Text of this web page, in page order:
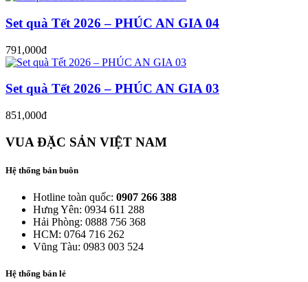
Set quà Tết 2026 – PHÚC AN GIA 04
791,000đ
Set quà Tết 2026 – PHÚC AN GIA 03
851,000đ
VUA ĐẶC SẢN VIỆT NAM
Hệ thống bán buôn
Hotline toàn quốc: 0907 266 388
Hưng Yên: 0934 611 288
Hải Phòng: 0888 756 368
HCM: 0764 716 262
Vũng Tàu: 0983 003 524
Hệ thống bán lẻ